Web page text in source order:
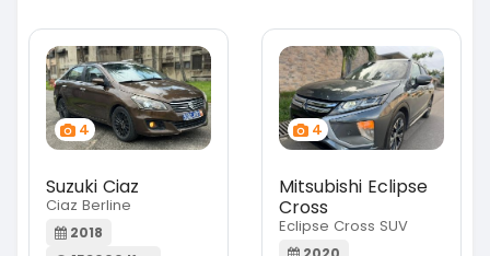
4
Suzuki Ciaz
Ciaz Berline
2018
4
Mitsubishi Eclipse
Cross
Eclipse Cross SUV